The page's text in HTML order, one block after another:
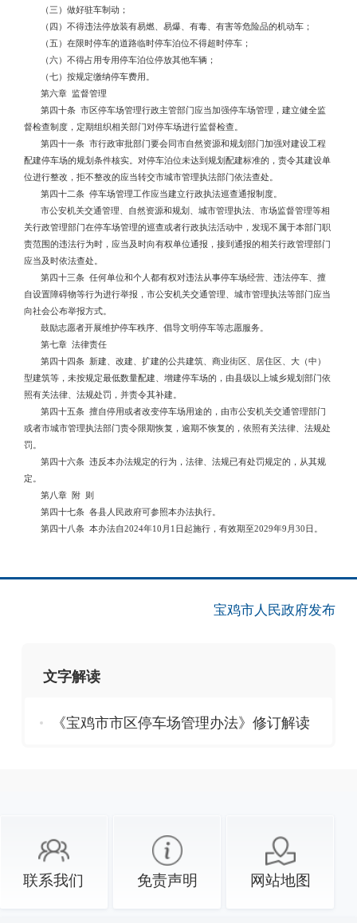
（三）做好驻车制动；
（四）不得违法停放装有易燃、易爆、有毒、有害等危险品的机动车；
（五）在限时停车的道路临时停车泊位不得超时停车；
（六）不得占用专用停车泊位停放其他车辆；
（七）按规定缴纳停车费用。
第六章 监督管理
第四十条 市区停车场管理行政主管部门应当加强停车场管理，建立健全监
督检查制度，定期组织相关部门对停车场进行监督检查。
第四十一条 市行政审批部门要会同市自然资源和规划部门加强对建设工程
配建停车场的规划条件核实。对停车泊位未达到规划配建标准的，责令其建设单
位进行整改，拒不整改的应当转交市城市管理执法部门依法查处。
第四十二条 停车场管理工作应当建立行政执法巡查通报制度。
市公安机关交通管理、自然资源和规划、城市管理执法、市场监督管理等相
关行政管理部门在停车场管理的巡查或者行政执法活动中，发现不属于本部门职
责范围的违法行为时，应当及时向有权单位通报，接到通报的相关行政管理部门
应当及时依法查处。
第四十三条 任何单位和个人都有权对违法从事停车场经营、违法停车、擅
自设置障碍物等行为进行举报，市公安机关交通管理、城市管理执法等部门应当
向社会公布举报方式。
鼓励志愿者开展维护停车秩序、倡导文明停车等志愿服务。
第七章 法律责任
第四十四条 新建、改建、扩建的公共建筑、商业街区、居住区、大（中）
型建筑等，未按规定最低数量配建、增建停车场的，由县级以上城乡规划部门依
照有关法律、法规处罚，并责令其补建。
第四十五条 擅自停用或者改变停车场用途的，由市公安机关交通管理部门
或者市城市管理执法部门责令限期恢复，逾期不恢复的，依照有关法律、法规处
罚。
第四十六条 违反本办法规定的行为，法律、法规已有处罚规定的，从其规
定。
第八章 附 则
第四十七条 各县人民政府可参照本办法执行。
第四十八条 本办法自2024年10月1日起施行，有效期至2029年9月30日。
宝鸡市人民政府发布
文字解读
《宝鸡市市区停车场管理办法》修订解读
联系我们 免责声明 网站地图